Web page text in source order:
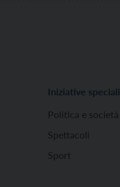
Iniziative speciali
Politica e società
Spettacoli
Sport